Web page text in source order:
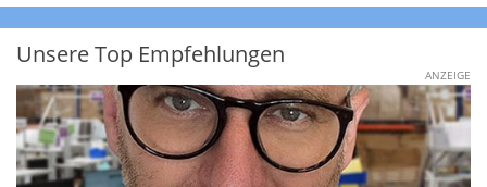
Unsere Top Empfehlungen
ANZEIGE